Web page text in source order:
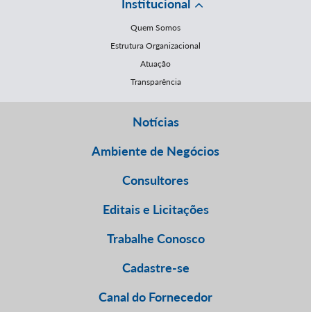
Institucional
Quem Somos
Estrutura Organizacional
Atuação
Transparência
Notícias
Ambiente de Negócios
Consultores
Editais e Licitações
Trabalhe Conosco
Cadastre-se
Canal do Fornecedor